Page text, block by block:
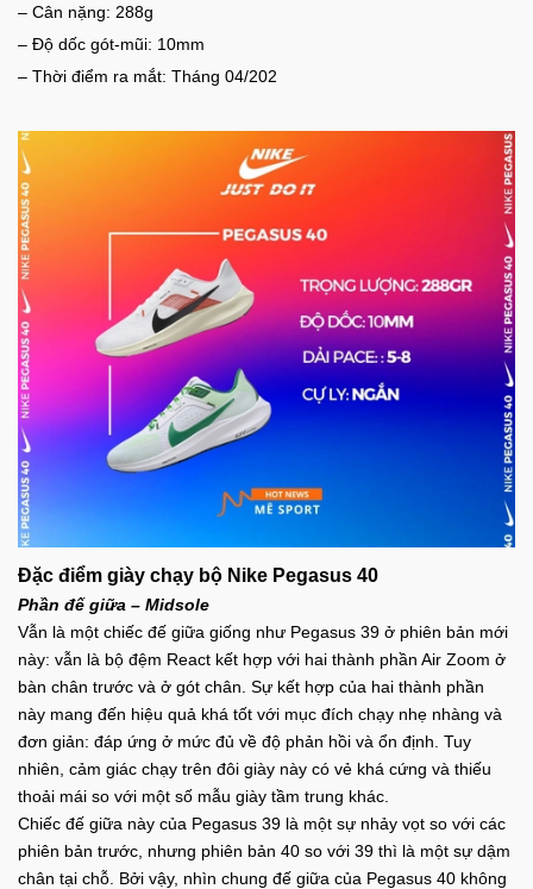
– Cân nặng: 288g
– Độ dốc gót-mũi: 10mm
– Thời điểm ra mắt: Tháng 04/202
Đặc điểm giày chạy bộ Nike Pegasus 40
Phần đế giữa – Midsole
Vẫn là một chiếc đế giữa giống như Pegasus 39 ở phiên bản mới
này: vẫn là bộ đệm React kết hợp với hai thành phần Air Zoom ở
bàn chân trước và ở gót chân. Sự kết hợp của hai thành phần
này mang đến hiệu quả khá tốt với mục đích chạy nhẹ nhàng và
đơn giản: đáp ứng ở mức đủ về độ phản hồi và ổn định. Tuy
nhiên, cảm giác chạy trên đôi giày này có vẻ khá cứng và thiếu
thoải mái so với một số mẫu giày tầm trung khác.
Chiếc đế giữa này của Pegasus 39 là một sự nhảy vọt so với các
phiên bản trước, nhưng phiên bản 40 so với 39 thì là một sự dậm
chân tại chỗ. Bởi vậy, nhìn chung đế giữa của Pegasus 40 không